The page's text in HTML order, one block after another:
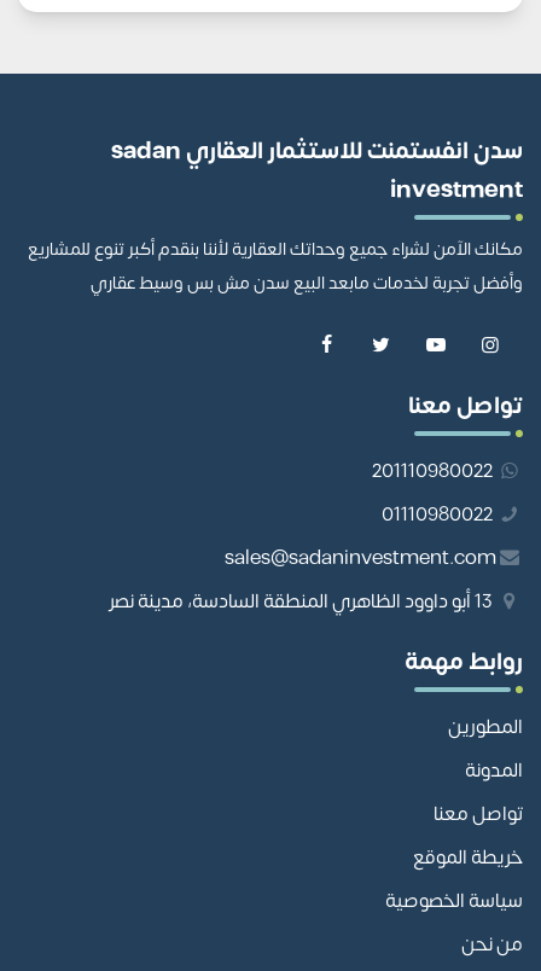
سدن انفستمنت للاستثمار العقاري sadan
investment
مكانك الآمن لشراء جميع وحداتك العقارية لأننا بنقدم أكبر تنوع للمشاريع
وأفضل تجربة لخدمات مابعد البيع سدن مش بس وسيط عقاري
تواصل معنا
201110980022
01110980022
sales@sadaninvestment.com
روابط مهمة
المطورين
المدونة
تواصل معنا
خريطة الموقع
سياسة الخصوصية
من نحن